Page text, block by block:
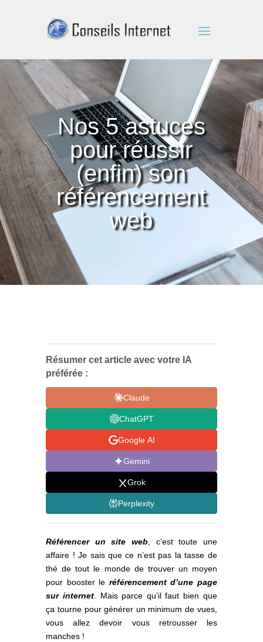
Nos 5 astuces
pour réussir
(enfin) son
référencement
web
Résumer cet article avec votre IA
préférée :
Claude
ChatGPT
Google AI
Gemini
Grok
Perplexity
Référencer un site web , c’est toute une
affaire ! Je sais que ce n’est pas la tasse de
thé de tout le monde de trouver un moyen
pour booster le référencement d’une page
sur internet . Mais parce qu’il faut bien que
ça tourne pour générer un minimum de vues,
vous allez devoir vous retrousser les
manches !